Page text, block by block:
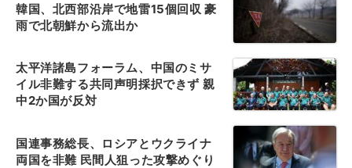
韓国、北西部沿岸で地雷15個回収 豪
雨で北朝鮮から流出か
太平洋諸島フォーラム、中国のミサ
イル非難する共同声明採択できず 親
中2か国が反対
国連事務総長、ロシアとウクライナ
両国を非難 民間人狙った攻撃めぐり